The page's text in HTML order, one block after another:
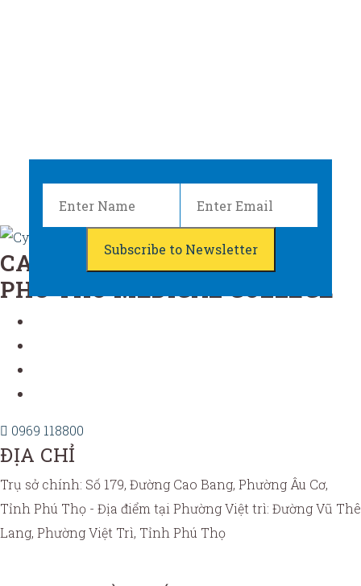
CAO ĐẲNG Y TẾ PHÚ THỌ
PHU THO MEDICAL COLLEGE
0969 118800
ĐỊA CHỈ
Trụ sở chính: Số 179, Đường Cao Bang, Phường Âu Cơ,
Tỉnh Phú Thọ - Địa điểm tại Phường Việt trì: Đường Vũ Thê
Lang, Phường Việt Trì, Tỉnh Phú Thọ